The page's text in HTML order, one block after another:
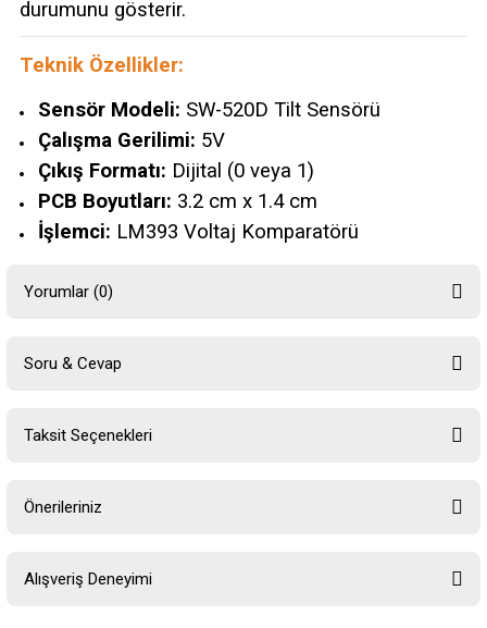
durumunu gösterir.
Teknik Özellikler:
Sensör Modeli: SW-520D Tilt Sensörü
Çalışma Gerilimi: 5V
Çıkış Formatı: Dijital (0 veya 1)
PCB Boyutları: 3.2 cm x 1.4 cm
İşlemci: LM393 Voltaj Komparatörü
Yorumlar (0)
Soru & Cevap
Taksit Seçenekleri
Önerileriniz
Bu ürünün fiyat bilgisi, resim, ürün açıklamalarında ve diğer konularda
yetersiz gördüğünüz noktaları öneri formunu kullanarak tarafımıza
Alışveriş Deneyimi